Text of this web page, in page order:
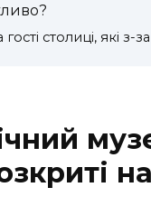
столиці, які з-